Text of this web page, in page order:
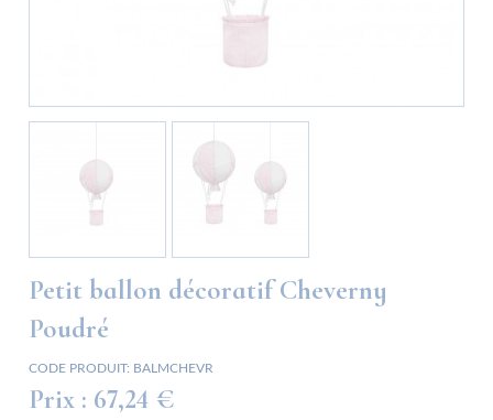
Petit ballon décoratif Cheverny
Poudré
CODE PRODUIT: BALMCHEVR
Prix : 67,24 €